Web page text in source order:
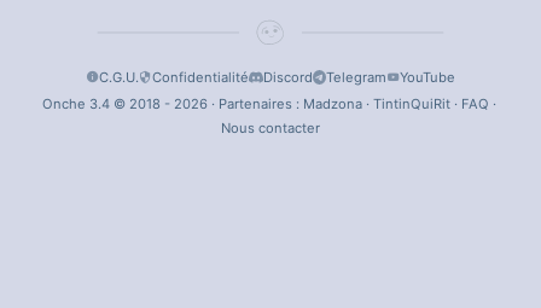
C.G.U. Confidentialité Discord Telegram
YouTube
Onche 3.4 © 2018 - 2026 · Partenaires : Madzona· TintinQuiRit· FAQ ·
Nous contacter